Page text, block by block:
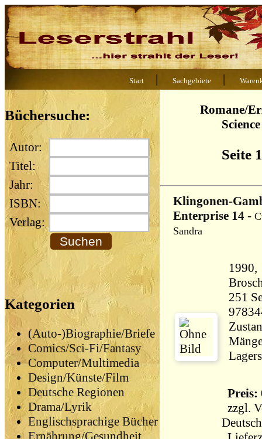
Start | Sachgebiete |
Büchersuche:
Autor:
Titel:
Jahr:
ISBN:
Verlag:
Kategorien
(Auto-)Biographie/Briefe
Comics/Sci-Fi/Fantasy
Computer/Multimedia
Design/Künste/Film
Deutsche Regionen
Drama/Lyrik
Englischsprachige Bücher
Romane/
Seite
Klingonen-
Enterprise 14 -
Sandra
251 Seiten
Preis:
zzgl.